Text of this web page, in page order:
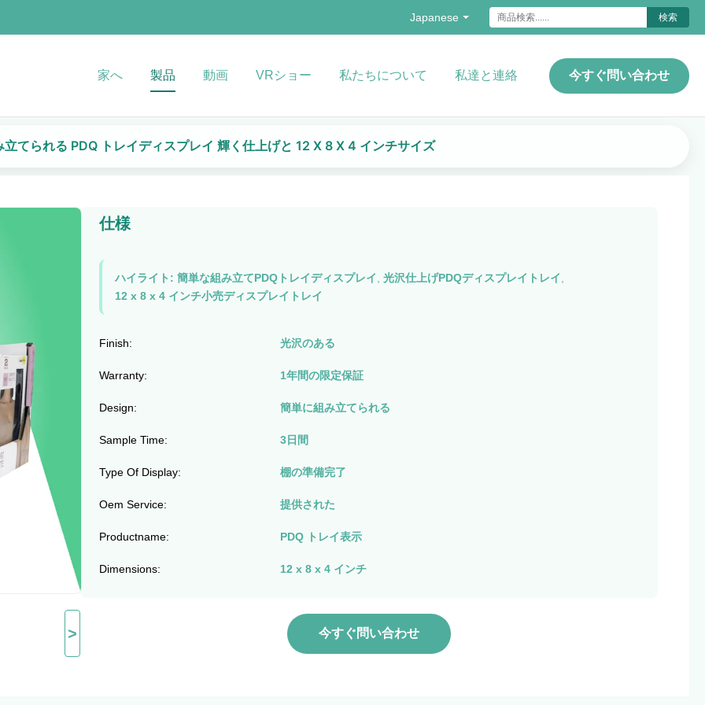
Japanese 検索
家へ 製品 動画 VRショー 私たちについて 私達と連絡 今すぐ問い合わせ
立てられる PDQ トレイディスプレイ 輝く仕上げと 12 X 8 X 4 インチサイズ
>
仕様
ハイライト: 簡単な組み立てPDQトレイディスプレイ 光沢仕上げPDQディスプレイトレイ
12 x 8 x 4 インチ小売ディスプレイトレイ
Finish: 光沢のある
Warranty: 1年間の限定保証
Design: 簡単に組み立てられる
Sample Time: 3日間
Type Of Display: 棚の準備完了
Oem Service: 提供された
Productname: PDQ トレイ表示
Dimensions: 12 x 8 x 4 インチ
今すぐ問い合わせ